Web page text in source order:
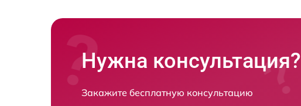
Нужна консультация?
Закажите бесплатную консультацию